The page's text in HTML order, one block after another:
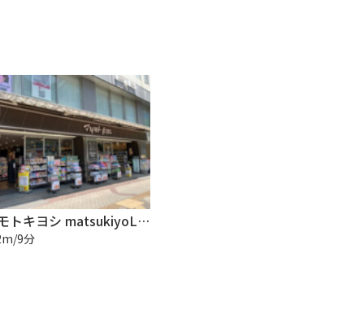
マツモトキヨシ matsukiyoLAB 千葉富士見店
9分